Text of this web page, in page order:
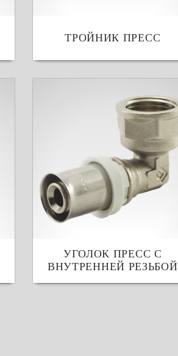
ТРОЙНИК ПРЕСС
УГОЛОК ПРЕСС С
ВНУТРЕННЕЙ РЕЗЬБОЙ